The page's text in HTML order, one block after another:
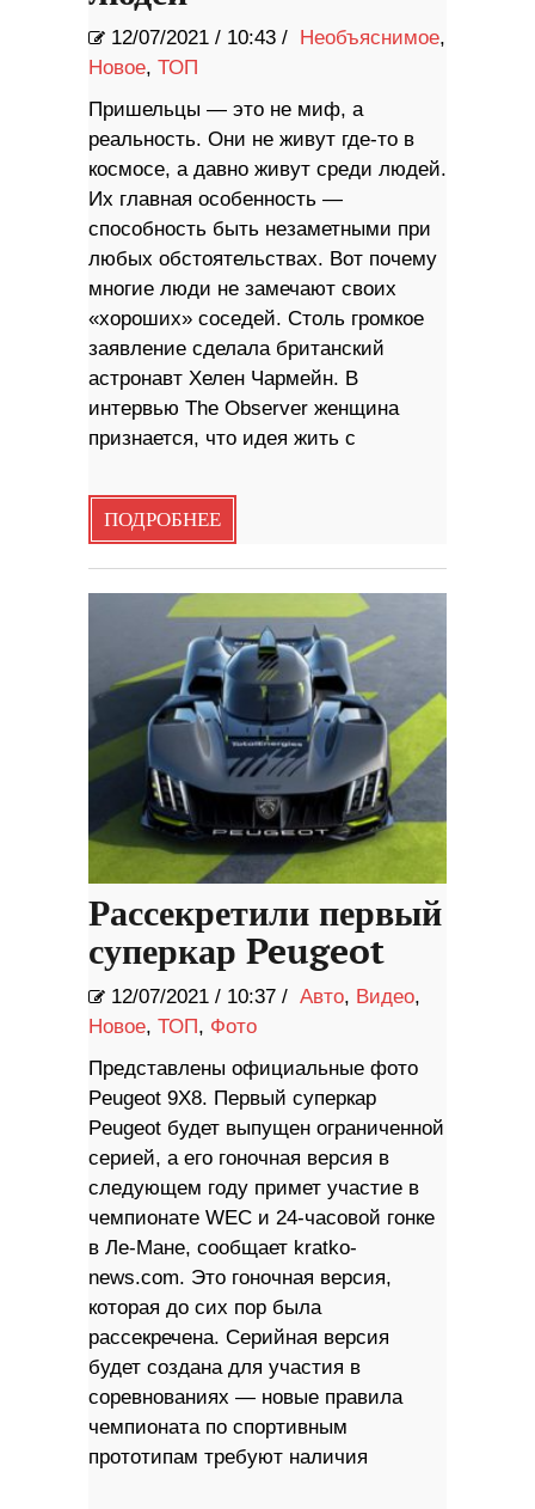
12/07/2021 / 10:43 / Необъяснимое,
Новое, ТОП
Пришельцы — это не миф, а
реальность. Они не живут где-то в
космосе, а давно живут среди людей.
Их главная особенность —
способность быть незаметными при
любых обстоятельствах. Вот почему
многие люди не замечают своих
«хороших» соседей. Столь громкое
заявление сделала британский
астронавт Хелен Чармейн. В
интервью The Observer женщина
признается, что идея жить с
ПОДРОБНЕЕ
Рассекретили первый
суперкар Peugeot
12/07/2021 / 10:37 / Авто, Видео,
Новое, ТОП, Фото
Представлены официальные фото
Peugeot 9X8. Первый суперкар
Peugeot будет выпущен ограниченной
серией, а его гоночная версия в
следующем году примет участие в
чемпионате WEC и 24-часовой гонке
в Ле-Мане, сообщает kratko-
news.com. Это гоночная версия,
которая до сих пор была
рассекречена. Серийная версия
будет создана для участия в
соревнованиях — новые правила
чемпионата по спортивным
прототипам требуют наличия